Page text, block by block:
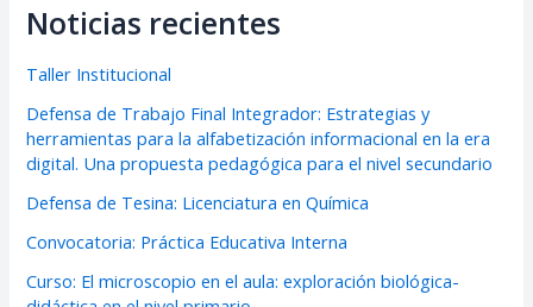
Noticias recientes
Taller Institucional
Defensa de Trabajo Final Integrador: Estrategias y
herramientas para la alfabetización informacional en la era
digital. Una propuesta pedagógica para el nivel secundario
Defensa de Tesina: Licenciatura en Química
Convocatoria: Práctica Educativa Interna
Curso: El microscopio en el aula: exploración biológica-